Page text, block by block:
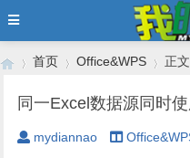
›
首页
›
Office&WPS
›
正文
同一Excel数据源同时
mydiannao